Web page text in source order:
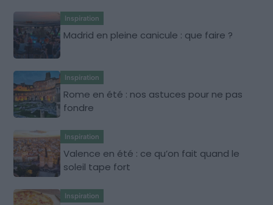
Inspiration
Madrid en pleine canicule : que faire ?
Inspiration
Rome en été : nos astuces pour ne pas
fondre
Inspiration
Valence en été : ce qu’on fait quand le
soleil tape fort
Inspiration